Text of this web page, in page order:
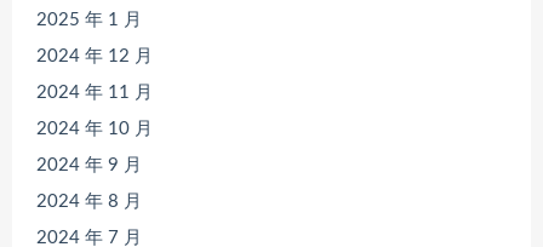
2025 年 1 月
2024 年 12 月
2024 年 11 月
2024 年 10 月
2024 年 9 月
2024 年 8 月
2024 年 7 月